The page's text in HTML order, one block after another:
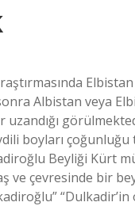
Albistan veya
boyları
Beyliği Kürt
ve çevresinde bir
“Dulkadir’in